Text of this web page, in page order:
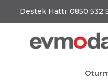
Destek Hattı: 0850 532